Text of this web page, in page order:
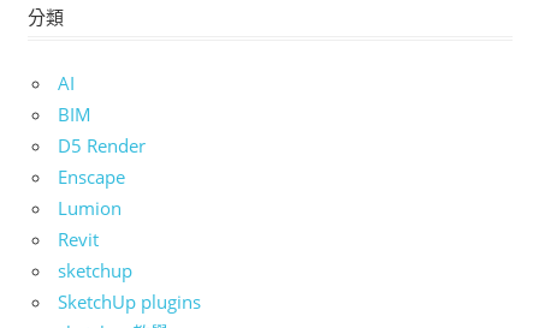
分類
AI
BIM
D5 Render
Enscape
Lumion
Revit
sketchup
SketchUp plugins